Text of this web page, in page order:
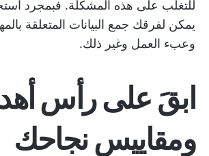
يمكن لفرقك جمع البيانات المتعلقة
وعبء العمل وغير ذلك.
ابقَ على رأس
ومقاييس نجاحك